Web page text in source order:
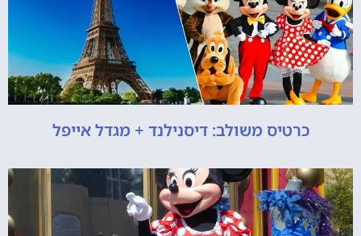
כרטיס משולב: דיסנילנד + מגדל אייפל